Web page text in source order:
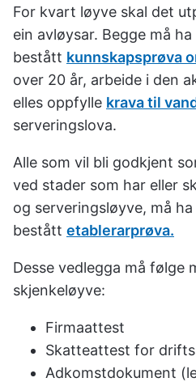
For kvart løyve skal det
ein avløysar. Begge må ha
bestått kunnskapsprøva
over 20 år, arbeide i den
elles oppfylle krava til
serveringslova.
Alle som vil bli godkjent
ved stader som har eller
og serveringsløyve, må
bestått etablerarprøva.
Desse vedlegga må følge
skjenkeløyve:
Firmaattest
Skatteattest for
Adkomstdokument